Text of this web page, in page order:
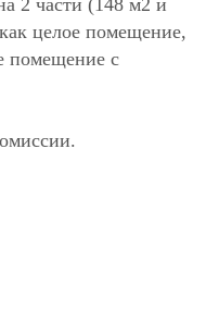
2 части (148 м2 и
целое помещение,
помещение с